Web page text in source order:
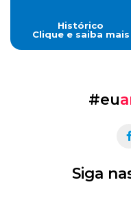
Histórico
Clique e saiba mais
#eu
Siga